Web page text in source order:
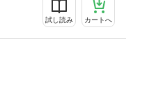
試し読み カートへ